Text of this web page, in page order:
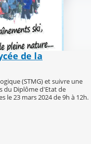
de la
(STMG) et suivre une
du Diplôme d'Etat de
le 23 mars 2024 de 9h à 12h.